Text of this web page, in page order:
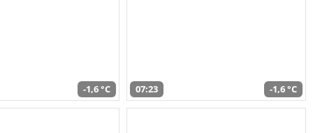
-1,6 °C 07:23 -1,6 °C